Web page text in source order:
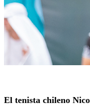
El tenista chileno